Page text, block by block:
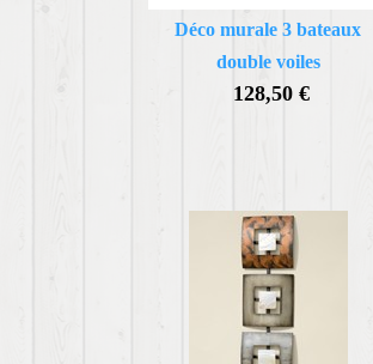
Déco murale 3 bateaux
double voiles
128,50 €